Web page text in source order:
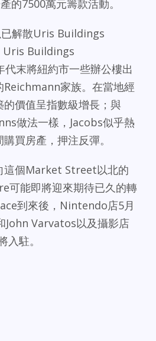
的7500萬元籌款活動。
解散Uris Buildings
Buildings
末將紐約市一些辦公樓出
家族。在當地經
價值呈指數級增長；與
做法一樣，Jacobs似乎熱
買房產，押注反彈。
這個Market Street以北的
可能即將迎來期待已久的轉
到來後，Nintendo店5月
John Varvatos以及攝影店
駐。